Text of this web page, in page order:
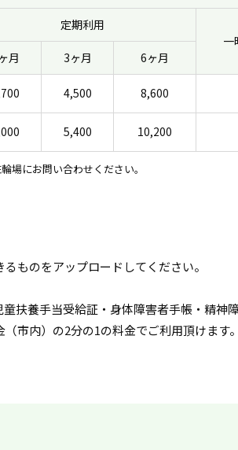
定期利用
一
月
3ヶ月 6ヶ月
4,500 8,600
5,400 10,200
場にお問い合わせください。
ものをアップロードしてください。
扶養手当受給証・身体障害者手帳・精
市内）の2分の1の料金でご利用頂けます。